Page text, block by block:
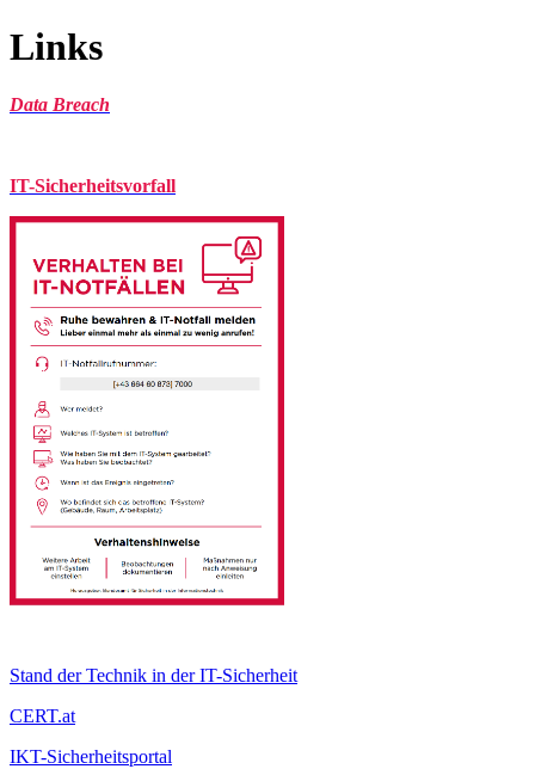
Links
Data Breach
IT-Sicherheitsvorfall
Stand der Technik in der IT-Sicherheit
CERT.at
IKT-Sicherheitsportal